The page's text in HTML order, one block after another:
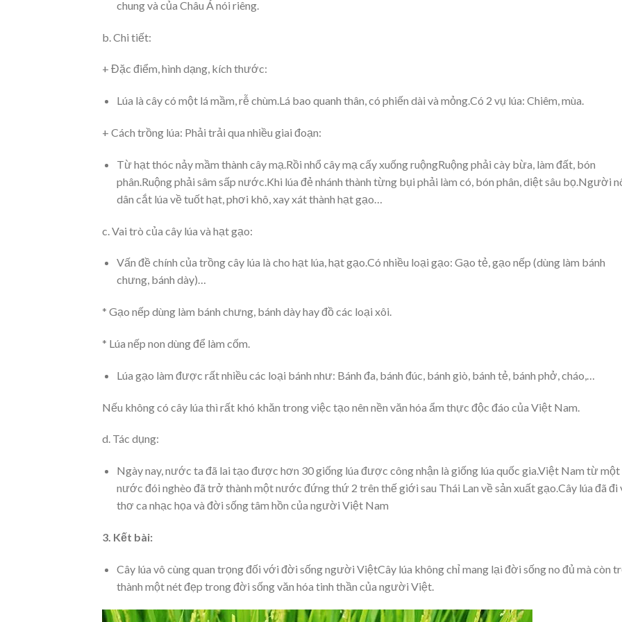
chung và của Châu Á nói riêng.
b. Chi tiết:
+ Đặc điểm, hình dạng, kích thước:
Lúa là cây có một lá mầm, rễ chùm.Lá bao quanh thân, có phiến dài và mỏng.Có 2 vụ lúa: Chiêm, mùa.
+ Cách trồng lúa: Phải trải qua nhiều giai đoạn:
Từ hạt thóc nảy mầm thành cây mạ.Rồi nhổ cây mạ cấy xuống ruộngRuộng phải cày bừa, làm đất, bón
phân.Ruộng phải sâm sấp nước.Khi lúa đẻ nhánh thành từng bụi phải làm có, bón phân, diệt sâu bọ.Người
dân cắt lúa về tuốt hạt, phơi khô, xay xát thành hạt gạo…
c. Vai trò của cây lúa và hạt gạo:
Vấn đề chính của trồng cây lúa là cho hạt lúa, hạt gạo.Có nhiều loại gạo: Gạo tẻ, gạo nếp (dùng làm bánh
chưng, bánh dày)…
* Gạo nếp dùng làm bánh chưng, bánh dày hay đồ các loại xôi.
* Lúa nếp non dùng để làm cốm.
Lúa gạo làm được rất nhiều các loại bánh như: Bánh đa, bánh đúc, bánh giò, bánh tẻ, bánh phở, cháo,…
Nếu không có cây lúa thì rất khó khăn trong việc tạo nên nền văn hóa ẩm thực độc đáo của Việt Nam.
d. Tác dụng:
Ngày nay, nước ta đã lai tạo được hơn 30 giống lúa được công nhận là giống lúa quốc gia.Việt Nam từ một
nước đói nghèo đã trở thành một nước đứng thứ 2 trên thế giới sau Thái Lan về sản xuất gạo.Cây lúa đã đi
thơ ca nhạc họa và đời sống tâm hồn của người Việt Nam
3. Kết bài:
Cây lúa vô cùng quan trọng đối với đời sống người ViệtCây lúa không chỉ mang lại đời sống no đủ mà còn
thành một nét đẹp trong đời sống văn hóa tinh thần của người Việt.